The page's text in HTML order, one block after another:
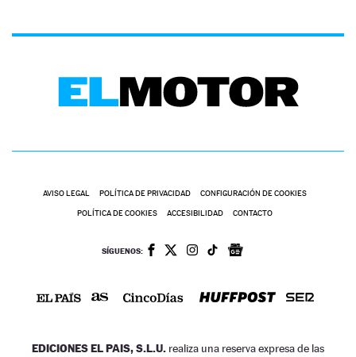
AVISO LEGAL POLÍTICA DE PRIVACIDAD CONFIGURACIÓN DE COOKIES
POLÍTICA DE COOKIES ACCESIBILIDAD CONTACTO
SÍGUENOS:
EDICIONES EL PAIS, S.L.U. realiza una reserva expresa de las